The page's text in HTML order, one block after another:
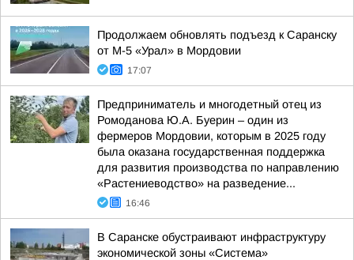
Продолжаем обновлять подъезд к Саранску
от М-5 «Урал» в Мордовии
17:07
Предприниматель и многодетный отец из
Ромоданова Ю.А. Буерин – один из
фермеров Мордовии, которым в 2025 году
была оказана государственная поддержка
для развития производства по направлению
«Растениеводство» на разведение...
16:46
В Саранске обустраивают инфраструктуру
экономической зоны «Система»